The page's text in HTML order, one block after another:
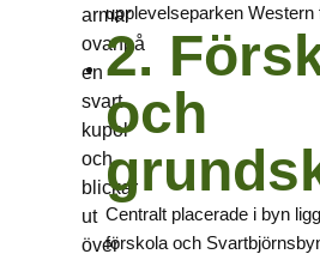
upplevelseparken Western
2.
och
Centralt placerade i byn
förskola och